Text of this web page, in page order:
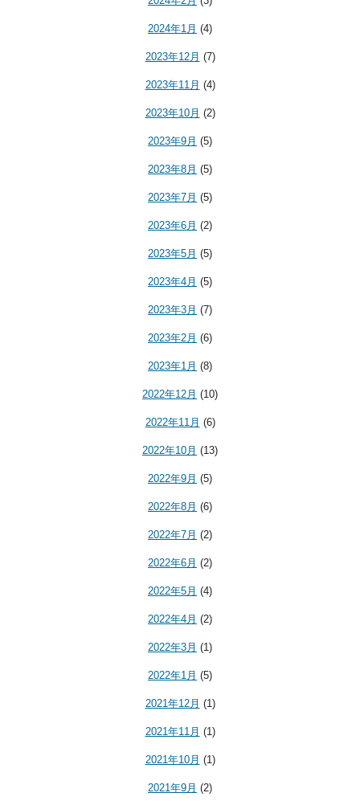
2024年1月 (4)
2023年12月 (7)
2023年11月 (4)
2023年10月 (2)
2023年9月 (5)
2023年8月 (5)
2023年7月 (5)
2023年6月 (2)
2023年5月 (5)
2023年4月 (5)
2023年3月 (7)
2023年2月 (6)
2023年1月 (8)
2022年12月 (10)
2022年11月 (6)
2022年10月 (13)
2022年9月 (5)
2022年8月 (6)
2022年7月 (2)
2022年6月 (2)
2022年5月 (4)
2022年4月 (2)
2022年3月 (1)
2022年1月 (5)
2021年12月 (1)
2021年11月 (1)
2021年10月 (1)
2021年9月 (2)